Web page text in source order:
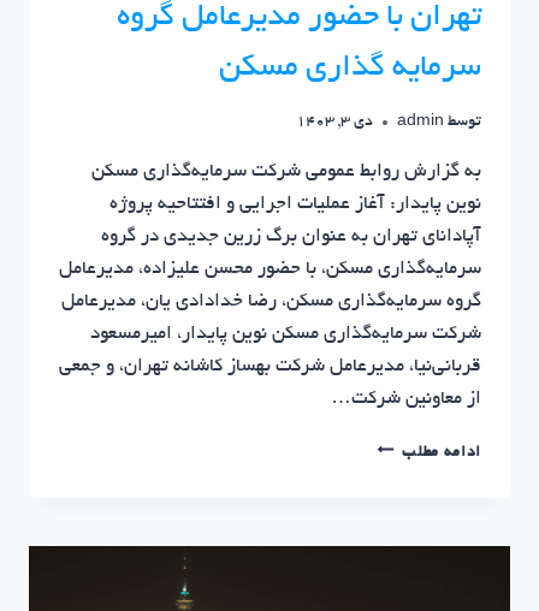
تهران با حضور مدیرعامل گروه
سرمایه گذاری مسکن
توسط admin دی 3, 1403
به گزارش روابط عمومی شرکت سرمایه‌گذاری مسکن
نوین پایدار: آغاز عملیات اجرایی و افتتاحیه پروژه
آپادانای تهران به عنوان برگ زرین جدیدی در گروه
سرمایه‌گذاری مسکن، با حضور محسن علیزاده، مدیرعامل
گروه سرمایه‌گذاری مسکن، رضا خدادادی یان، مدیرعامل
شرکت سرمایه‌گذاری مسکن نوین پایدار، امیرمسعود
قربانی‌نیا، مدیرعامل شرکت بهساز کاشانه تهران، و جمعی
از معاونین شرکت…
ادامه مطلبآغاز
آپادانای